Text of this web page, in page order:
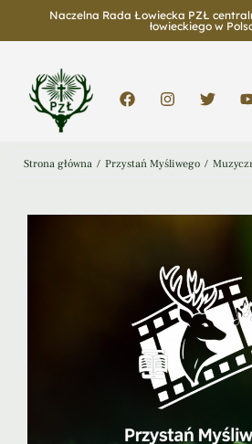
Naczelna Rada Łowiecka PZŁ
łowieckiego w
Strona główna / Przystań Myśliwego /